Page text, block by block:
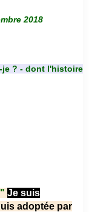
2018
je ? - dont l'histoire
Je suis
adoptée par